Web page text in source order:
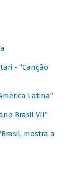
- “Canção
Latina”
Brasil VII”
mostra a